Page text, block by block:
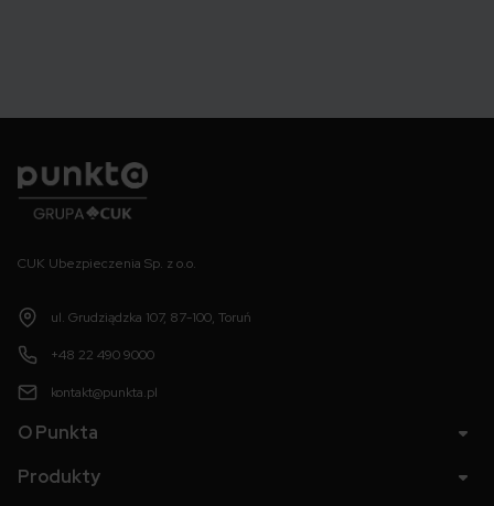
CUK Ubezpieczenia Sp. z o.o.
ul. Grudziądzka 107, 87-100, Toruń
+48 22 490 9000
kontakt@punkta.pl
O Punkta
Produkty